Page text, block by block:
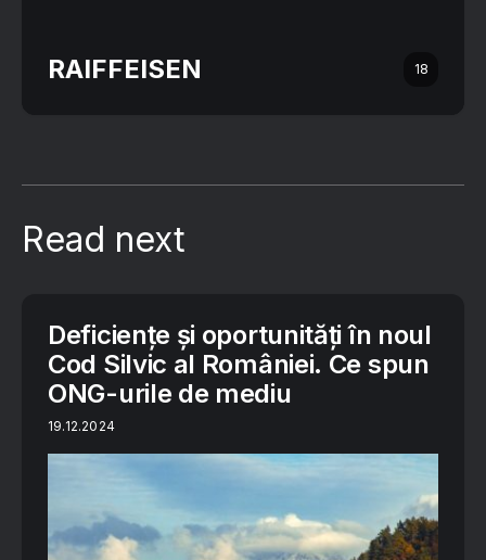
RAIFFEISEN 18
Read next
Deficiențe și oportunități în noul
Cod Silvic al României. Ce spun
ONG-urile de mediu
19.12.2024